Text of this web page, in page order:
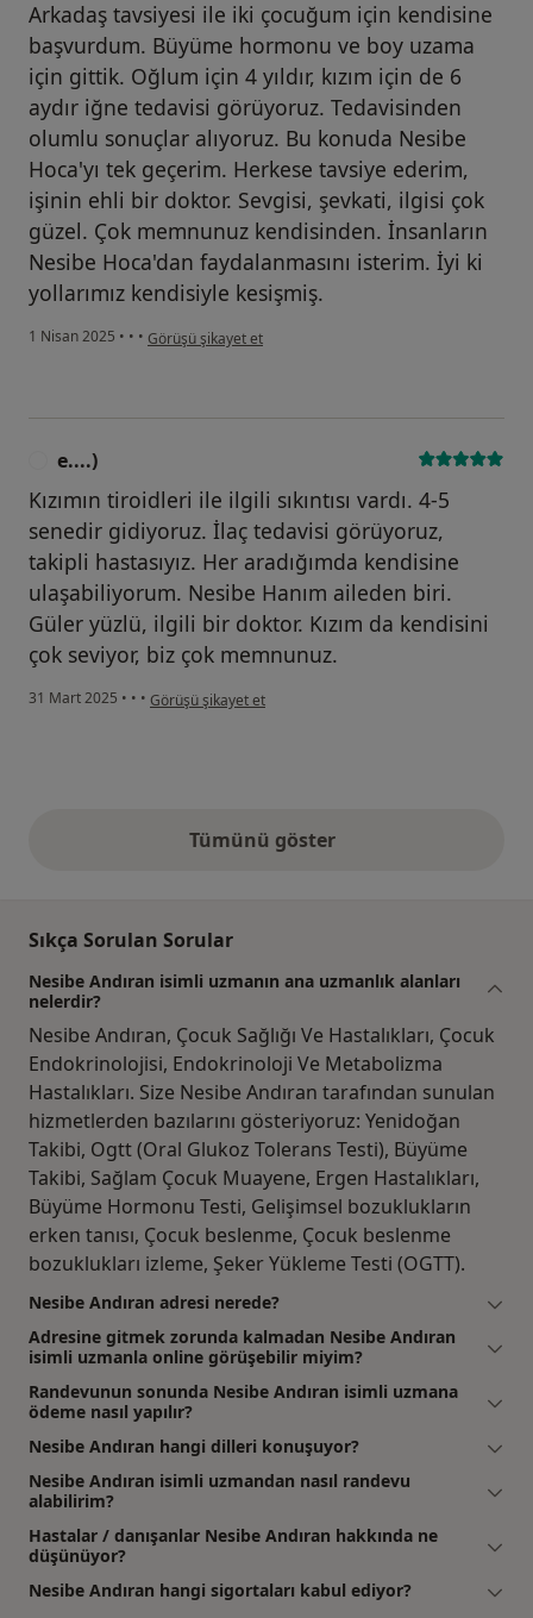
Arkadaş tavsiyesi ile iki çocuğum için kendisine
başvurdum. Büyüme hormonu ve boy uzama
için gittik. Oğlum için 4 yıldır, kızım için de 6
aydır iğne tedavisi görüyoruz. Tedavisinden
olumlu sonuçlar alıyoruz. Bu konuda Nesibe
Hoca'yı tek geçerim. Herkese tavsiye ederim,
işinin ehli bir doktor. Sevgisi, şevkati, ilgisi çok
güzel. Çok memnunuz kendisinden. İnsanların
Nesibe Hoca'dan faydalanmasını isterim. İyi ki
yollarımız kendisiyle kesişmiş.
1 Nisan 2025 • • • kullanıcının görüşüne göre d....)
Görüşü şikayet et
e....)
Kızımın tiroidleri ile ilgili sıkıntısı vardı. 4-5
senedir gidiyoruz. İlaç tedavisi görüyoruz,
takipli hastasıyız. Her aradığımda kendisine
ulaşabiliyorum. Nesibe Hanım aileden biri.
Güler yüzlü, ilgili bir doktor. Kızım da kendisini
çok seviyor, biz çok memnunuz.
31 Mart 2025 • • • kullanıcının görüşüne göre e....)
Görüşü şikayet et
Tümünü gösteryukarıdaki görüşler
Sıkça Sorulan Sorular
Nesibe Andıran isimli uzmanın ana uzmanlık alanları
nelerdir?
Nesibe Andıran, Çocuk Sağlığı Ve Hastalıkları, Çocuk
Endokrinolojisi, Endokrinoloji Ve Metabolizma
Hastalıkları. Size Nesibe Andıran tarafından sunulan
hizmetlerden bazılarını gösteriyoruz: Yenidoğan
Takibi, Ogtt (Oral Glukoz Tolerans Testi), Büyüme
Takibi, Sağlam Çocuk Muayene, Ergen Hastalıkları,
Büyüme Hormonu Testi, Gelişimsel bozuklukların
erken tanısı, Çocuk beslenme, Çocuk beslenme
bozuklukları izleme, Şeker Yükleme Testi (OGTT).
Nesibe Andıran adresi nerede?
Adresine gitmek zorunda kalmadan Nesibe Andıran
isimli uzmanla online görüşebilir miyim?
Randevunun sonunda Nesibe Andıran isimli uzmana
ödeme nasıl yapılır?
Nesibe Andıran hangi dilleri konuşuyor?
Nesibe Andıran isimli uzmandan nasıl randevu
alabilirim?
Hastalar / danışanlar Nesibe Andıran hakkında ne
düşünüyor?
Nesibe Andıran hangi sigortaları kabul ediyor?